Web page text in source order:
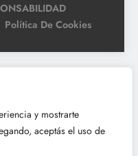
y mostrarte
aceptás el uso de
Política De Cookies